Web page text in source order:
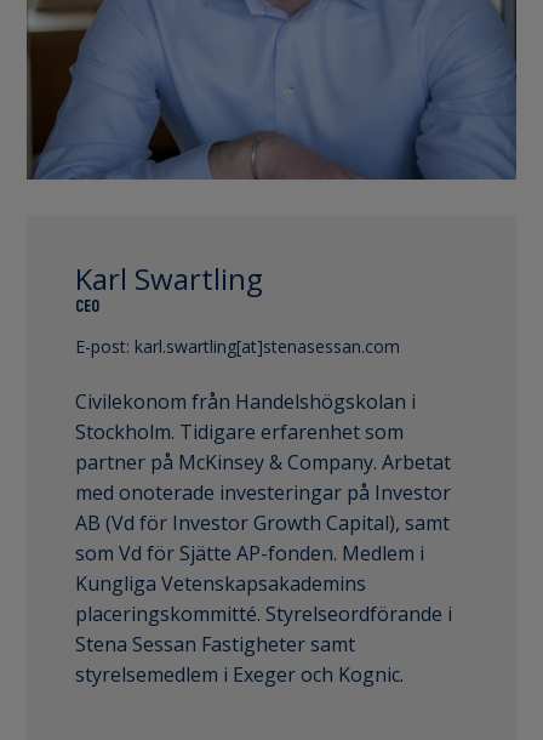
Karl Swartling
CEO
E-post: karl.swartling[at]stenasessan.com
Civilekonom från Handelshögskolan i
Stockholm. Tidigare erfarenhet som
partner på McKinsey & Company. Arbetat
med onoterade investeringar på Investor
AB (Vd för Investor Growth Capital), samt
som Vd för Sjätte AP-fonden. Medlem i
Kungliga Vetenskapsakademins
placeringskommitté. Styrelseordförande i
Stena Sessan Fastigheter samt
styrelsemedlem i Exeger och Kognic.